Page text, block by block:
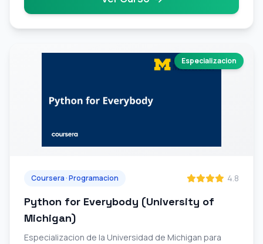
Especializacion
Coursera · Programacion 4.8
Python for Everybody (University of
Michigan)
Especializacion de la Universidad de Michigan para